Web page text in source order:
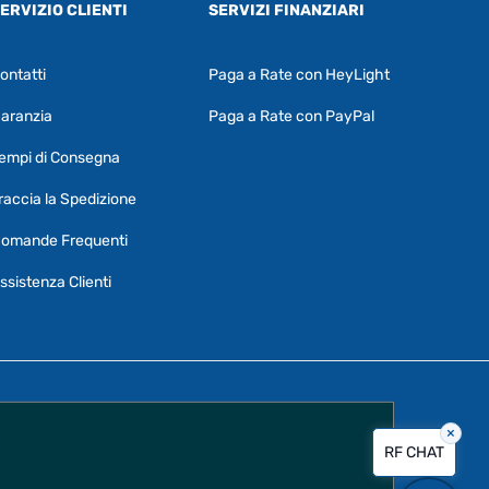
CLIENTI
di Consegna
la Spedizione
Frequenti
Clienti
SERVIZI FINANZIARI
Paga a Rate con HeyLight
Paga a Rate con PayPal
RF Assist
Puoi chiedermi informazioni generali o
specifiche su certi prodotti.
prodotto
RF CHAT
×